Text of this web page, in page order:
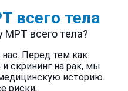
всего тела
МРТ всего тела?
Перед тем как
скрининг на рак, мы
историю.
риски,